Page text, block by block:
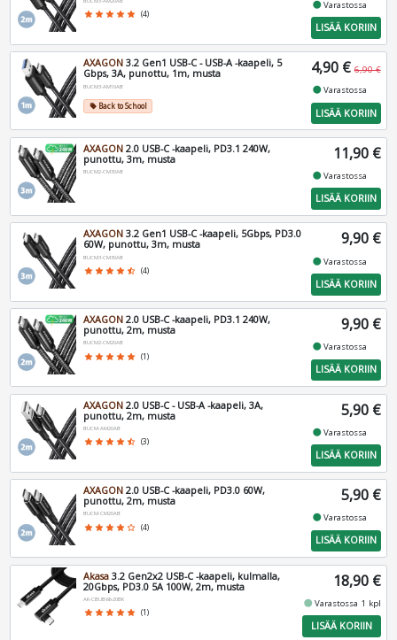
star star star star star (4)
fiber_manual_recordVarastossa
LISÄÄ KORIIN
AXAGON 3.2 Gen1 USB-C - USB-A -kaapeli, 5
Gbps, 3A, punottu, 1m, musta
BUCM3-AM10AB
local_offerBack to School
4,90 € 6,90 €
fiber_manual_recordVarastossa
LISÄÄ KORIIN
AXAGON 2.0 USB-C -kaapeli, PD3.1 240W,
punottu, 3m, musta
BUCM2-CM30AB
11,90 €
fiber_manual_recordVarastossa
LISÄÄ KORIIN
AXAGON 3.2 Gen1 USB-C -kaapeli, 5Gbps, PD3.0
60W, punottu, 3m, musta
BUCM3-CM30AB
star star star star star_half (4)
9,90 €
fiber_manual_recordVarastossa
LISÄÄ KORIIN
AXAGON 2.0 USB-C -kaapeli, PD3.1 240W,
punottu, 2m, musta
BUCM2-CM20AB
star star star star star (1)
9,90 €
fiber_manual_recordVarastossa
LISÄÄ KORIIN
AXAGON 2.0 USB-C - USB-A -kaapeli, 3A,
punottu, 2m, musta
BUCM-AM20AB
star star star star star_half (3)
5,90 €
fiber_manual_recordVarastossa
LISÄÄ KORIIN
AXAGON 2.0 USB-C -kaapeli, PD3.0 60W,
punottu, 2m, musta
BUCM-CM20AB
star star star star star_border (4)
5,90 €
fiber_manual_recordVarastossa
LISÄÄ KORIIN
Akasa 3.2 Gen2x2 USB-C -kaapeli, kulmalla,
20Gbps, PD3.0 5A 100W, 2m, musta
AK-CBUB66-20BK
star star star star star (1)
18,90 €
fiber_manual_recordVarastossa 1 kpl
LISÄÄ KORIIN